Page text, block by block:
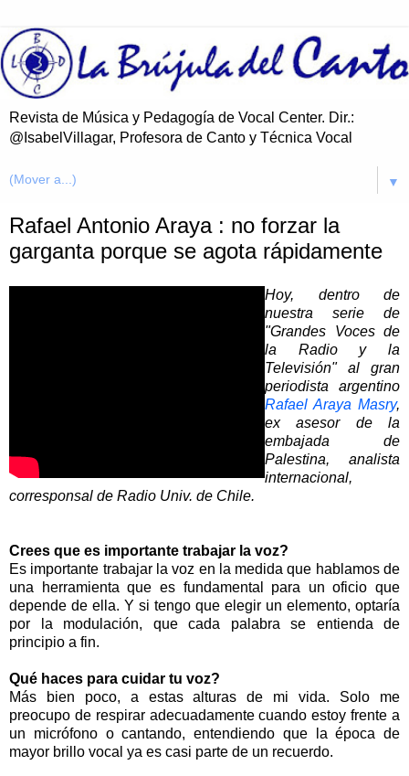
Revista de Música y Pedagogía de Vocal Center. Dir.:
@IsabelVillagar, Profesora de Canto y Técnica Vocal
▼
Rafael Antonio Araya : no forzar la
garganta porque se agota rápidamente
Hoy, dentro de
nuestra serie de
"Grandes Voces de
la Radio y la
Televisión" al gran
periodista argentino
Rafael Araya Masry,
ex asesor de la
embajada de
Palestina, analista
internacional,
corresponsal de Radio Univ. de Chile.
Crees que es importante trabajar la voz?
Es importante trabajar la voz en la medida que hablamos de
una herramienta que es fundamental para un oficio que
depende de ella. Y si tengo que elegir un elemento, optaría
por la modulación, que cada palabra se entienda de
principio a fin.
Qué haces para cuidar tu voz?
Más bien poco, a estas alturas de mi vida. Solo me
preocupo de respirar adecuadamente cuando estoy frente a
un micrófono o cantando, entendiendo que la época de
mayor brillo vocal ya es casi parte de un recuerdo.